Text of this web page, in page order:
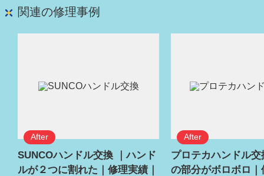
関連の修理事例
SUNCOハンドル交換 ｜ハンド
ルが２つに割れた｜修理実績｜
プロテカハンドル
の部分がボロボロ｜